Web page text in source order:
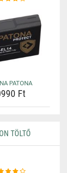
PATONA
Ft
TÖLTŐ